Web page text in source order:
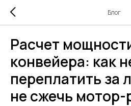
Блог
Расчет
конвейера: как
переплатить за
не сжечь мотор-